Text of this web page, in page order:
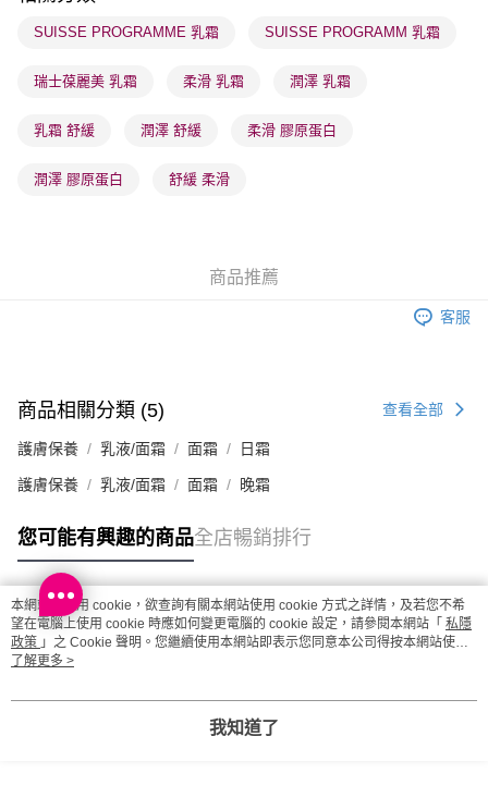
物流公司進行物流配送
取。逾期會取消訂單，並不會安排重寄
SUISSE PROGRAMME 乳霜 SUISSE PROGRAMM 乳霜
瑞士葆麗美 乳霜 柔滑 乳霜 潤澤 乳霜
乳霜 舒緩 潤澤 舒緩 柔滑 膠原蛋白
潤澤 膠原蛋白 舒緩 柔滑
商品推薦
客服
商品相關分類 (5) 查看全部
護膚保養 乳液/面霜 面霜 日霜
護膚保養 乳液/面霜 面霜 晚霜
您可能有興趣的商品全店暢銷排行
熱門標籤
熱銷排行
本網站中使用 cookie，欲查詢有關本網站使用 cookie 方式之詳情，及若您不希
望在電腦上使用 cookie 時應如何變更電腦的 cookie 設定，請參閱本網站「 私隱
政策 」之 Cookie 聲明。您繼續使用本網站即表示您同意本公司得按本網站使用
條款之 Cookie 聲明使用 cookie。
了解更多 >
我知道了